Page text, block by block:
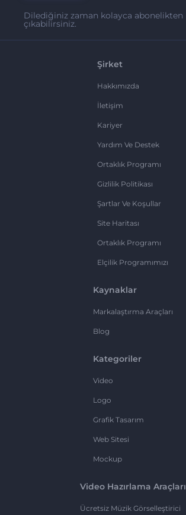
Dilediğiniz zaman kolayca abonelikten
çıkabilirsiniz.
Şirket
Hakkımızda
İletişim
Kariyer
Yardım Ve Destek
Ortaklık Programı
Gizlilik Politikası
Şartlar Ve Koşullar
Site Haritası
Ortaklık Programı
Elçilik Programımızı
Kaynaklar
Markalaştırma Araçları
Blog
Kategoriler
Video
Logo
Grafik Tasarım
Web Sitesi
Mockup
Video Hazırlama Araçları
Ücretsiz Müzik Görselleştirici